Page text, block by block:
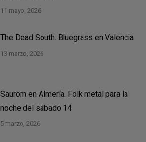
11 mayo, 2026
The Dead South. Bluegrass en Valencia
13 marzo, 2026
Saurom en Almería. Folk metal para la
noche del sábado 14
5 marzo, 2026